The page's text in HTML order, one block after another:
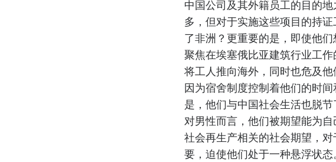
中国公司及其外籍员工的目的
多，但对于实施这些项目的持
了非洲？更重要的是，即使他
聚焦在埃塞俄比亚建筑行业工
将工人推向海外，同时也危及
因为宿舍制度控制着他们的时
是，他们与中国社会生活也脱
对男性而言，他们被期望能为
社会再生产相关的社会期望，
要，迫使他们处于一种悬浮状态